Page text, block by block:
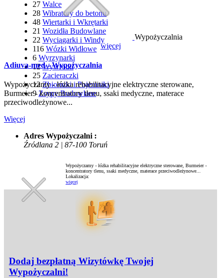
27 Walce
28 Wibratory do betonu
48 Wiertarki i Wkrętarki
21 Wozidła Budowlane
22 Wyciągarki i Windy
116 Wózki Widłowe
6 Wyrzynarki
12 Wywrotki
25 Zacieraczki
12 Zbiorniki i Pojemniki
9 Zsypy Budowlane
Wypożyczalnia
więcej
Adiuva-med - Wypożyczalnia
Wypożyczamy - łóżka rehabilitacyjne elektryczne sterowane,
Burmeier - koncentratory tlenu, ssaki medyczne, materace
przeciwodleżynowe...
Więcej
Adres Wypożyczalni :
Źródlana 2 | 87-100 Toruń
Wypożyczamy - łóżka rehabilitacyjne elektryczne sterowane, Burmeier -
koncentratory tlenu, ssaki medyczne, materace przeciwodleżynowe...
Lokalizacja:
więcej
Dodaj bezpłatną Wizytówkę Twojej
Wypożyczalni!